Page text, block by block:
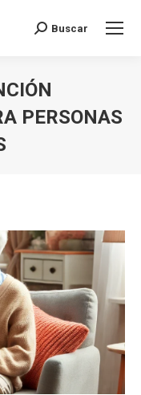
Buscar:
Buscar
PERSONAS